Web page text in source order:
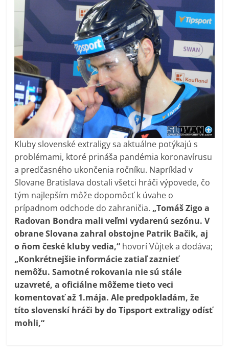
Kluby slovenské extraligy sa aktuálne potýkajú s
problémami, ktoré prináša pandémia koronavírusu
a predčasného ukončenia ročníku. Napríklad v
Slovane Bratislava dostali všetci hráči výpovede, čo
tým najlepším môže dopomôcť k úvahe o
prípadnom odchode do zahraničia. „Tomáš Zigo a
Radovan Bondra mali veľmi vydarenú sezónu. V
obrane Slovana zahral obstojne Patrik Bačik, aj
o ňom české kluby vedia,“ hovorí Vůjtek a dodáva;
„Konkrétnejšie informácie zatiaľ zaznieť
nemôžu. Samotné rokovania nie sú stále
uzavreté, a oficiálne môžeme tieto veci
komentovať až 1.mája. Ale predpokladám, že
títo slovenskí hráči by do Tipsport extraligy odísť
mohli,“